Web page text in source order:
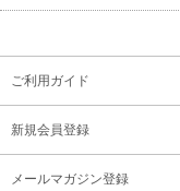
ご利用ガイド
新規会員登録
メールマガジン登録